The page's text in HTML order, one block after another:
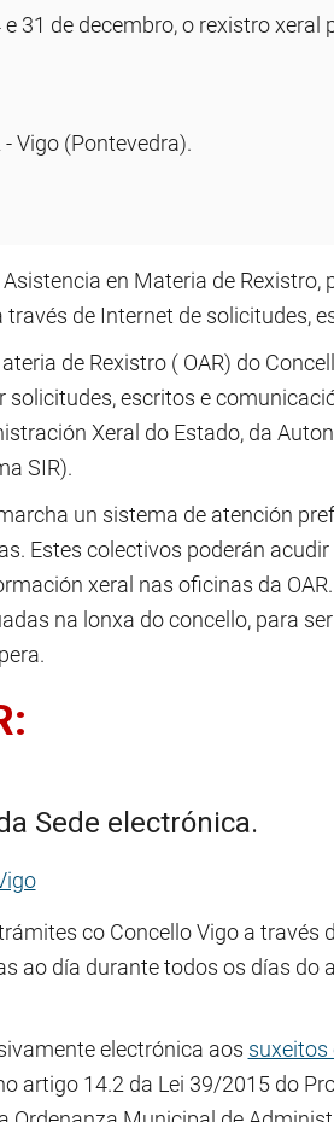
31 de decembro, o rexistro
Vigo (Pontevedra).
en Materia de
de Internet de solicitudes,
de Rexistro ( OAR) do
escritos e
Xeral do Estado, da
SIR).
un sistema de atención
Estes colectivos poderán
xeral nas oficinas da
na lonxa do concello, para
Sede electrónica.
co Concello Vigo a través
ao día durante todos os días do
electrónica aos suxeitos
artigo 14.2 da Lei 39/2015 do